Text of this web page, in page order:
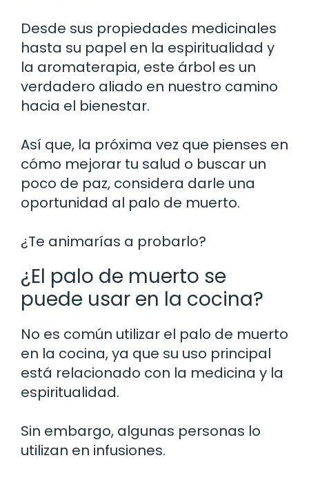
Desde sus propiedades medicinales
hasta su papel en la espiritualidad y
la aromaterapia, este árbol es un
verdadero aliado en nuestro camino
hacia el bienestar.
Así que, la próxima vez que pienses en
cómo mejorar tu salud o buscar un
poco de paz, considera darle una
oportunidad al palo de muerto.
¿Te animarías a probarlo?
¿El palo de muerto se
puede usar en la cocina?
No es común utilizar el palo de muerto
en la cocina, ya que su uso principal
está relacionado con la medicina y la
espiritualidad.
Sin embargo, algunas personas lo
utilizan en infusiones.